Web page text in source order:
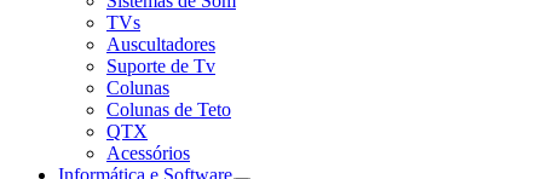
TVs
Auscultadores
Suporte de Tv
Colunas
Colunas de Teto
QTX
Acessórios
Informática e Software